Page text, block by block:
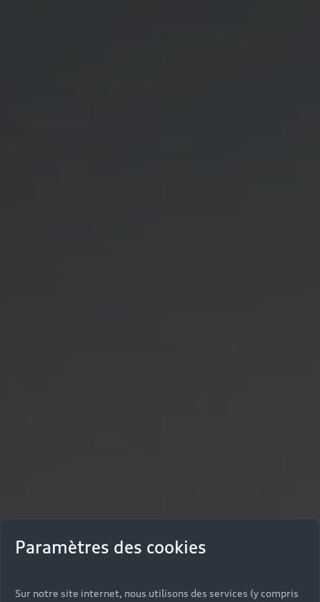
Paramètres des cookies
Sur notre site internet, nous utilisons des services (y compris